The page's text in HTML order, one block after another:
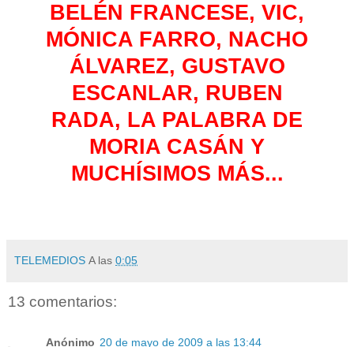
BELÉN FRANCESE, VIC,
MÓNICA FARRO, NACHO
ÁLVAREZ, GUSTAVO
ESCANLAR, RUBEN
RADA, LA PALABRA DE
MORIA CASÁN Y
MUCHÍSIMOS MÁS...
TELEMEDIOS A las 0:05
13 comentarios:
Anónimo 20 de mayo de 2009 a las 13:44